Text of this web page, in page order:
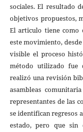
sociales. El resultado
objetivos propuestos,
El articulo tiene como
este movimiento,
visible el proceso
método utilizado fue
realizó una revisión
asambleas
representantes de las
se identifican regresos
estado, pero que sin